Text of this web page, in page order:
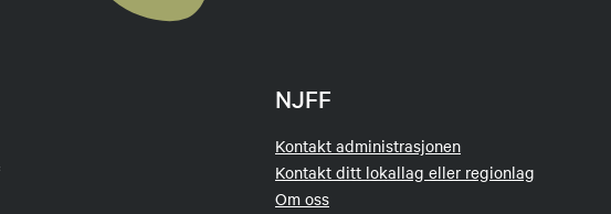
NJFF
Kontakt administrasjonen
Kontakt ditt lokallag eller regionlag
Om oss